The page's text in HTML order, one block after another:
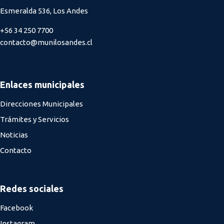
Esmeralda 536, Los Andes
+56 34 250 7700
contacto@munilosandes.cl
Enlaces municipales
Direcciones Municipales
Trámites y Servicios
Noticias
Contacto
Redes sociales
Facebook